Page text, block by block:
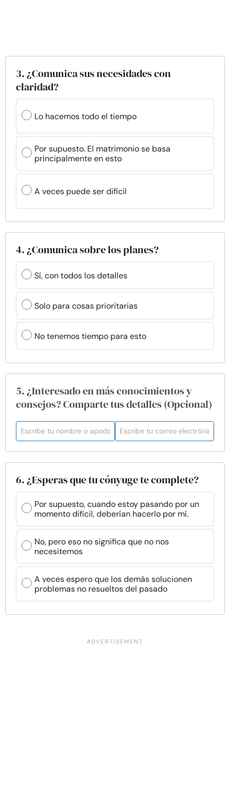
3. ¿Comunica sus necesidades con
claridad?
Lo hacemos todo el tiempo
Por supuesto. El matrimonio se basa
principalmente en esto
A veces puede ser difícil
4. ¿Comunica sobre los planes?
Sí, con todos los detalles
Solo para cosas prioritarias
No tenemos tiempo para esto
5. ¿Interesado en más conocimientos y
consejos? Comparte tus detalles (Opcional)
6. ¿Esperas que tu cónyuge te complete?
Por supuesto, cuando estoy pasando por un
momento difícil, deberían hacerlo por mí.
No, pero eso no significa que no nos
necesitemos
A veces espero que los demás solucionen
problemas no resueltos del pasado